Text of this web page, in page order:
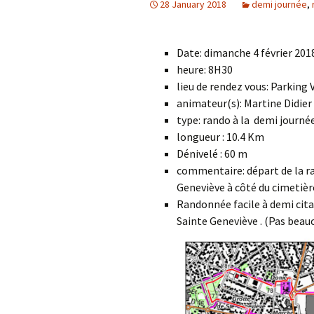
28 January 2018 demi journée,
Date: dimanche 4 février
heure: 8H30
lieu de rendez vous: Parking
animateur(s): Martine
type: rando à la demi
longueur : 10.4 Km
Dénivelé : 60 m
commentaire: départ de la
Geneviève à côté du
Randonnée facile à demi
Sainte Geneviève . (Pas